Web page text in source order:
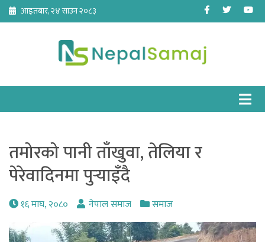
Skip
content
आइतबार, २४ साउन २०८३ Facebook
Twitter
तमोरको पानी ताँखुवा, तेलिया र
पेरेवादिनमा पुर्‍याइँदै
१६ माघ, २०८० नेपाल समाज समाज